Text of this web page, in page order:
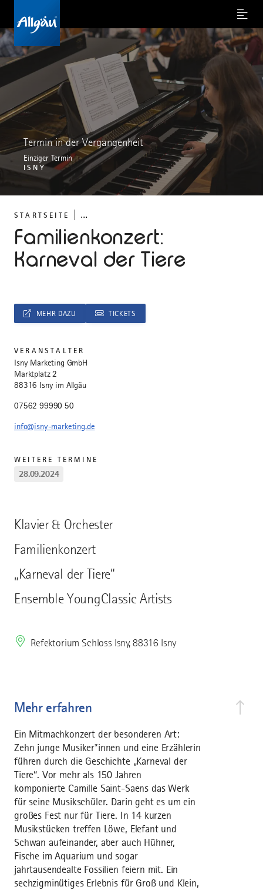
Menu
STARTSEITE ...
Familienkonzert:
Karneval der Tiere
Termin in der Vergangenheit
Einziger Termin
ISNY
Klavier & Orchester
Familienkonzert
„Karneval der Tiere“
Ensemble YoungClassic Artists
Refektorium Schloss Isny, 88316 Isny
Mehr erfahren
Ein Mitmachkonzert der besonderen Art:
Zehn junge Musiker*innen und eine Erzählerin
führen durch die Geschichte „Karneval der
Tiere“. Vor mehr als 150 Jahren
komponierte Camille Saint-Saens das Werk
für seine Musikschüler. Darin geht es um ein
großes Fest nur für Tiere. In 14 kurzen
Musikstücken treffen Löwe, Elefant und
Schwan aufeinander, aber auch Hühner,
Fische im Aquarium und sogar
jahrtausendealte Fossilien feiern mit. Ein
sechzigminütiges Erlebnis für Groß und Klein,
MEHR DAZU TICKETS
VERANSTALTER
Isny Marketing GmbH
Marktplatz 2
88316 Isny im Allgäu
07562 99990 50
info@isny-marketing.de
WEITERE TERMINE
28.09.2024